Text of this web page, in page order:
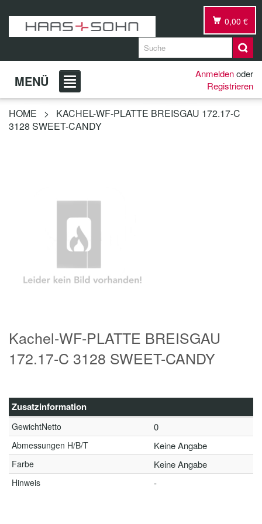
0,00 €
MENÜ Anmeldenoder
Registrieren
HOME >
KACHEL-WF-PLATTE BREISGAU 172.17-C
3128 SWEET-CANDY
Kachel-WF-PLATTE BREISGAU
172.17-C 3128 SWEET-CANDY
Zusatzinformation
GewichtNetto 0
Abmessungen H/B/T Keine Angabe
Farbe Keine Angabe
Hinweis -